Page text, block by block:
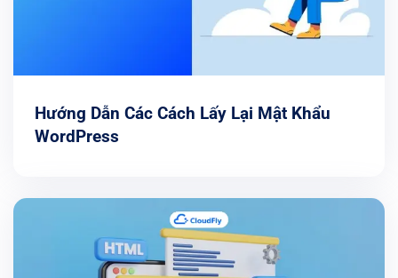
Hướng Dẫn Các Cách Lấy Lại Mật Khẩu
WordPress